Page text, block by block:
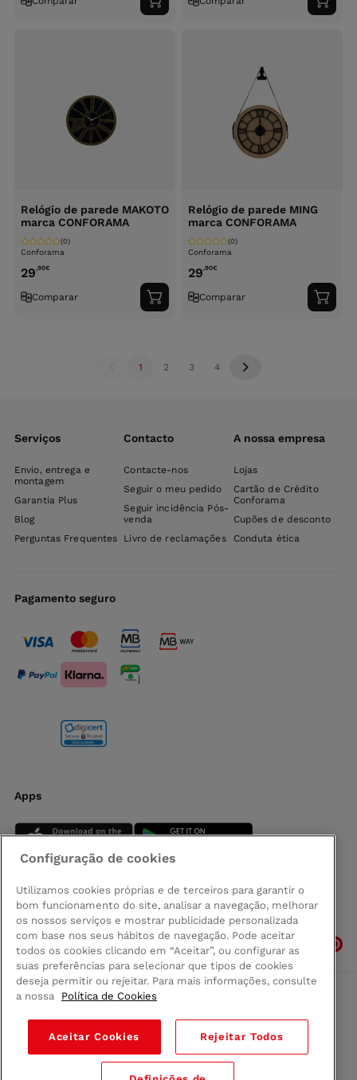
Adicionar
ao
ao
Relógio de parede MAKOTO
marca CONFORAMA
Conforama
(0)
29,90€
Comparar
Adicionar
ao
Relógio de parede MING
marca CONFORAMA
Conforama
(0)
29,90€
Comparar
ao
1 2 3 4
Serviços
Envio, entrega e
montagem
Garantia Plus
Blog
Perguntas Frequentes
Contacto
Contacte-nos
Seguir o meu pedido
Seguir incidência Pós-
venda
Livro de reclamações
A nossa empresa
Lojas
Cartão de Crédito
Conforama
Cupões de desconto
Conduta ética
Pagamento seguro
Apps
Siga-nos
Comprar na Madeira
Política de privacidad
Termos e Condições
Configuração de cookies
Utilizamos cookies próprias e de terceiros para garantir o
bom funcionamento do site, analisar a navegação, melhorar
os nossos serviços e mostrar publicidade personalizada
com base nos seus hábitos de navegação. Pode aceitar
todos os cookies clicando em “Aceitar”, ou configurar as
suas preferências para selecionar que tipos de cookies
deseja permitir ou rejeitar. Para mais informações, consulte
a nossa
Política de Cookies
Aceitar Cookies Rejeitar Todos